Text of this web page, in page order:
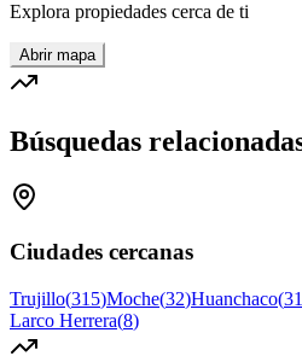
Explora propiedades cerca de ti
Abrir mapa
Búsquedas
Ciudades cercanas
Trujillo(315)Moche(32)Huanchaco(31
Larco Herrera(8)